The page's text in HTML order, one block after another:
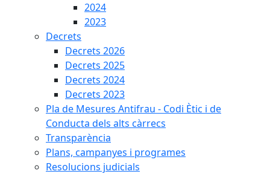
2024
2023
Decrets
Decrets 2026
Decrets 2025
Decrets 2024
Decrets 2023
Pla de Mesures Antifrau - Codi Ètic i de
Conducta dels alts càrrecs
Transparència
Plans, campanyes i programes
Resolucions judicials